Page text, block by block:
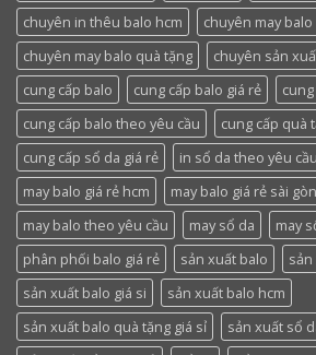
chuyên in thêu balo hcm
chuyên may balo
chuyên may balo quà tặng
chuyên sản
cung cấp balo
cung cấp balo giá rẻ
cung cấp balo theo yêu cầu
cung cấp quà
cung cấp sổ da giá rẻ
in sổ da theo yêu cầu
may balo giá rẻ hcm
may balo giá rẻ sài gòn
may balo theo yêu cầu
may sổ da
may
phân phối balo giá rẻ
sản xuất balo
sản xuất balo giá si
sản xuất balo hcm
sản xuất balo quà tặng giá sỉ
sản xuất sổ